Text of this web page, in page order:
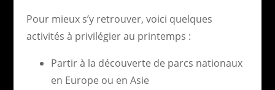
Pour mieux s’y retrouver, voici quelques
activités à privilégier au printemps :
Partir à la découverte de parcs nationaux
en Europe ou en Asie